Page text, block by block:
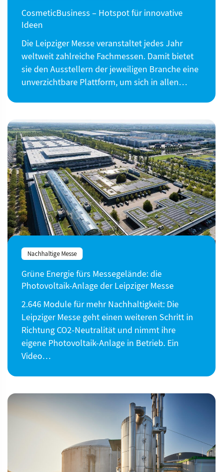
CosmeticBusiness – Hotspot für innovative
Ideen
Die Leipziger Messe veranstaltet jedes Jahr
weltweit zahlreiche Fachmessen. Damit bietet
sie den Ausstellern der jeweiligen Branche eine
unverzichtbare Plattform, um sich in allen…
Nachhaltige Messe
Grüne Energie fürs Messegelände: die
Photovoltaik-Anlage der Leipziger Messe
2.646 Module für mehr Nachhaltigkeit: Die
Leipziger Messe geht einen weiteren Schritt in
Richtung CO2-Neutralität und nimmt ihre
eigene Photovoltaik-Anlage in Betrieb. Ein
Video…